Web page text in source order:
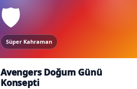
🛡️
Süper Kahraman
Avengers Doğum Günü
Konsepti